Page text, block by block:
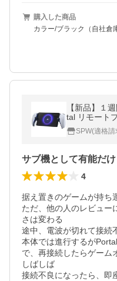
購入した商品
カラー/ブラック（自社倉
【新品】１
tal リモート
on 5 周辺機
SPW(適格
サブ機として有能だ
4
据え置きのゲームが持ち
ただ、他の人のレビュー
さは変わる
途中、電波が切れて接続
本体では進行するが
で、再接続したらゲーム
しばしば
接続不良になったら、即